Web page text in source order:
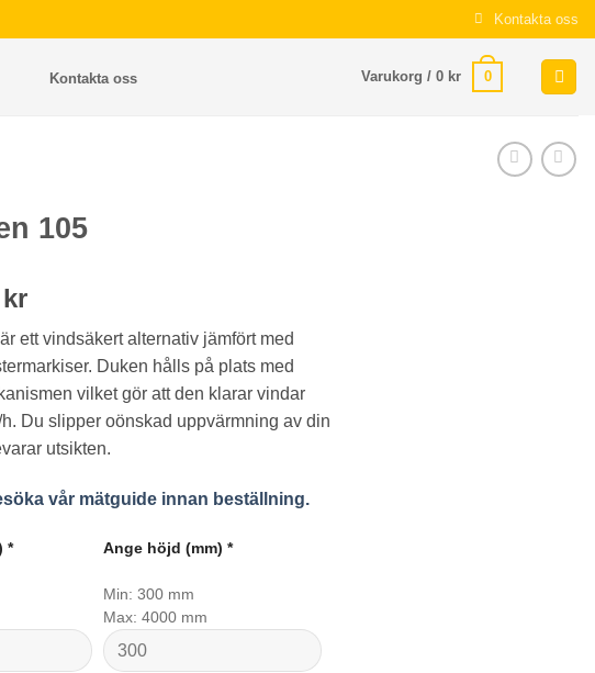
Kontakta oss
Kontakta oss Varukorg /0 kr 0
105
ett vindsäkert alternativ jämfört med
Duken hålls på plats med
vilket gör att den klarar vindar
Du slipper oönskad uppvärmning av din
utsikten.
vår mätguide innan beställning.
* Ange höjd (mm) *
Min: 300 mm
Max: 4000 mm